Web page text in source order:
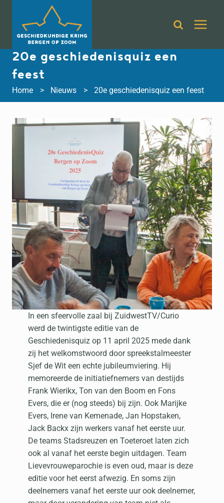
inhoud
20e geschiedenisquiz een
feest
Home Nieuws 20e geschiedenisquiz een feest
In een sfeervolle zaal bij ZuidwestTV/Curio
werd de twintigste editie van de
Geschiedenisquiz op 11 april 2025 mede dank
zij het welkomstwoord door spreekstalmeester
Sjef de Wit een echte jubileumviering. Hij
memoreerde de initiatiefnemers van destijds
Frank Wierikx, Ton van den Boom en Fons
Evers, die er (nog steeds) bij zijn. Ook Marijke
Evers, Irene van Kemenade, Jan Hopstaken,
Jack Backx zijn werkers vanaf het eerste uur.
De teams Stadsreuzen en Toeteroet laten zich
ook al vanaf het eerste begin uitdagen. Team
Lievevrouweparochie is even oud, maar is deze
editie voor het eerst afwezig. En soms zijn
deelnemers vanaf het eerste uur ook deelnemer,